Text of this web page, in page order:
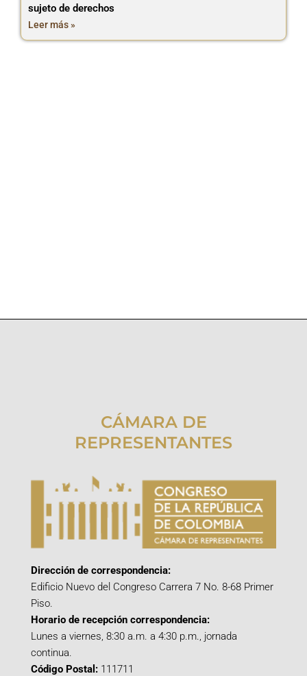
sujeto de derechos
Leer más »
CÁMARA DE
REPRESENTANTES
Dirección de correspondencia:
Edificio Nuevo del Congreso Carrera 7 No. 8-68 Primer
Piso.
Horario de recepción correspondencia:
Lunes a viernes, 8:30 a.m. a 4:30 p.m., jornada
continua.
Código Postal: 111711